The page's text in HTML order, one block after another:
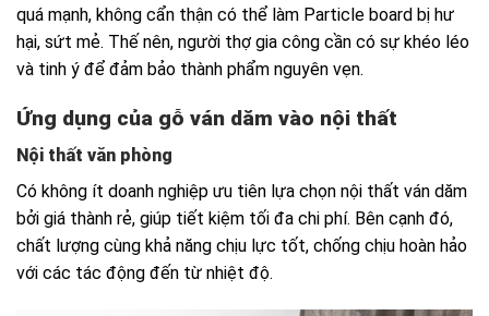
quá mạnh, không cẩn thận có thể làm Particle board bị hư
hại, sứt mẻ. Thế nên, người thợ gia công cần có sự khéo léo
và tinh ý để đảm bảo thành phẩm nguyên vẹn.
Ứng dụng của gỗ ván dăm vào nội thất
Nội thất văn phòng
Có không ít doanh nghiệp ưu tiên lựa chọn nội thất ván dăm
bởi giá thành rẻ, giúp tiết kiệm tối đa chi phí. Bên cạnh đó,
chất lượng cùng khả năng chịu lực tốt, chống chịu hoàn hảo
với các tác động đến từ nhiệt độ.